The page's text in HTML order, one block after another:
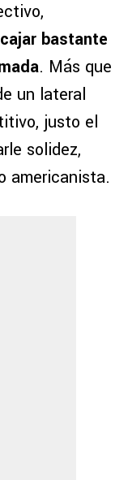
bastante
. Más que
un lateral
justo el
solidez,
americanista.